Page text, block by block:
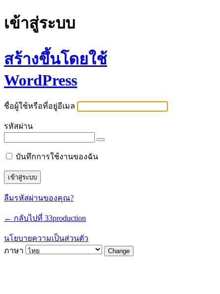
เข้าสู่ระบบ
สร้างขึ้นโดยใช้
WordPress
ชื่อผู้ใช้หรือที่อยู่อีเมล
รหัสผ่าน
บันทึกการใช้งานของฉัน
ลืมรหัสผ่านของคุณ?
← กลับไปที่ 33production
นโยบายความเป็นส่วนตัว
ภาษา